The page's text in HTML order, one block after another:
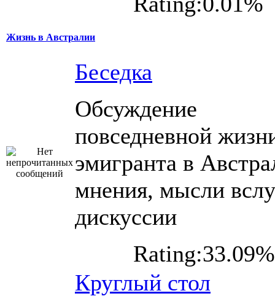
Жизнь в Австралии
Беседка
Обсуждение
повседневной
эмигранта в
мнения, мысли
дискуссии
Rating:33.09%
Круглый стол